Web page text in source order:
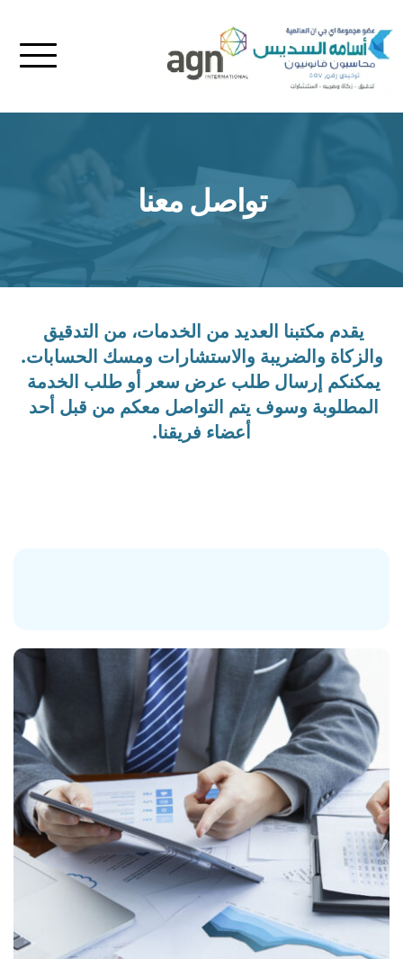
تواصل معنا
والزكاة والضريبة والاستشارات ومسك الحسابات.
أعضاء فريقنا.